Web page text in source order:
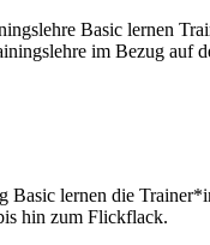
Basic lernen
im Bezug auf
Basic lernen die
hin zum Flickflack.